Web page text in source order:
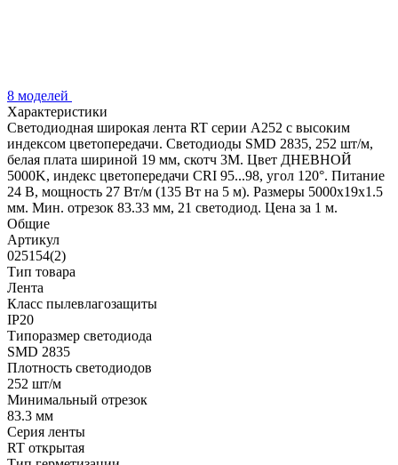
8 моделей
Характеристики
Светодиодная широкая лента RT серии A252 с высоким
индексом цветопередачи. Светодиоды SMD 2835, 252 шт/м,
белая плата шириной 19 мм, скотч 3М. Цвет ДНЕВНОЙ
5000K, индекс цветопередачи CRI 95...98, угол 120°. Питание
24 В, мощность 27 Вт/м (135 Вт на 5 м). Размеры 5000х19х1.5
мм. Мин. отрезок 83.33 мм, 21 светодиод. Цена за 1 м.
Общие
Артикул
025154(2)
Тип товара
Лента
Класс пылевлагозащиты
IP20
Типоразмер светодиода
SMD 2835
Плотность светодиодов
252 шт/м
Минимальный отрезок
83.3 мм
Серия ленты
RT открытая